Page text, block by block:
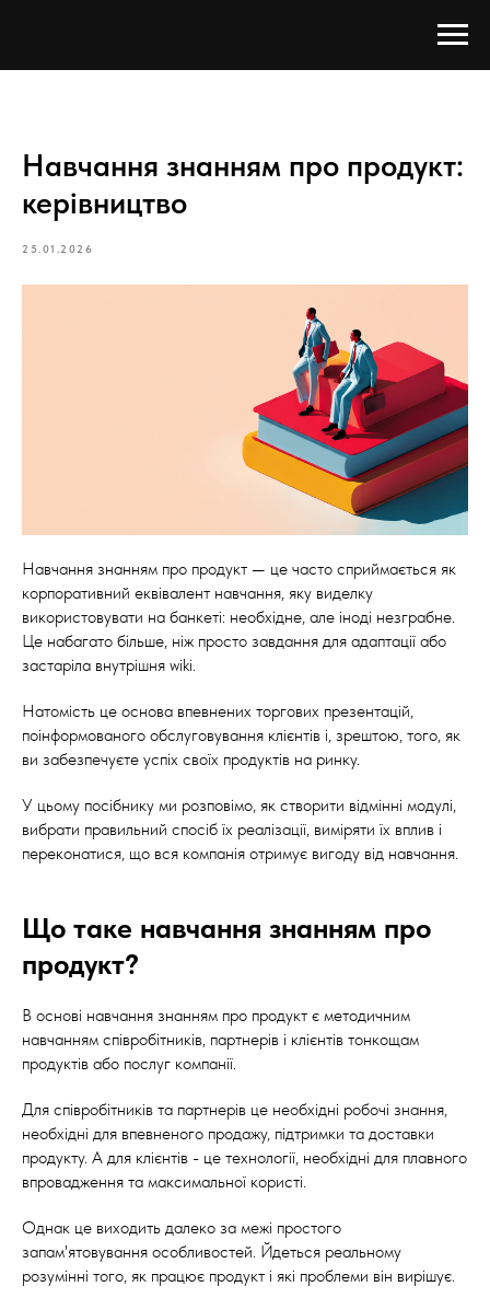
Навчання знанням про продукт:
керівництво
25.01.2026
Навчання знанням про продукт — це часто сприймається як
корпоративний еквівалент навчання, яку виделку
використовувати на банкеті: необхідне, але іноді незграбне.
Це набагато більше, ніж просто завдання для адаптації або
застаріла внутрішня wiki.
Натомість це основа впевнених торгових презентацій,
поінформованого обслуговування клієнтів і, зрештою, того, як
ви забезпечуєте успіх своїх продуктів на ринку.
У цьому посібнику ми розповімо, як створити відмінні модулі,
вибрати правильний спосіб їх реалізації, виміряти їх вплив і
переконатися, що вся компанія отримує вигоду від навчання.
Що таке навчання знанням про
продукт?
В основі навчання знанням про продукт є методичним
навчанням співробітників, партнерів і клієнтів тонкощам
продуктів або послуг компанії.
Для співробітників та партнерів це необхідні робочі знання,
необхідні для впевненого продажу, підтримки та доставки
продукту. А для клієнтів - це технології, необхідні для плавного
впровадження та максимальної користі.
Однак це виходить далеко за межі простого
запам'ятовування особливостей. Йдеться реальному
розумінні того, як працює продукт і які проблеми він вирішує.